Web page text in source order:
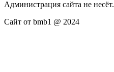
Администрация сайта не несёт.
Сайт от bmb1 @ 2024